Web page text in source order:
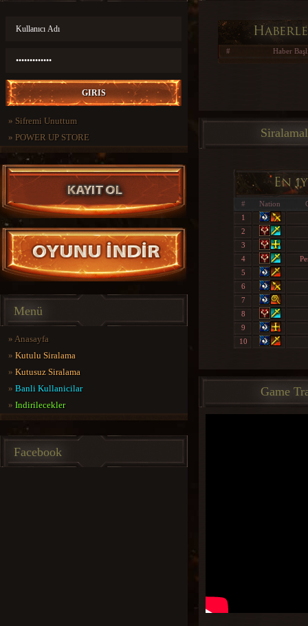
» Sifremi Unuttum
» POWER UP STORE
Menü
» Anasayfa
» Kutulu Siralama
» Kutusuz Siralama
» Banli Kullanicilar
» Indirilecekler
Facebook
# Haber
En
# Nation
1
2
3
4
5
6
7
8
9
10
Game